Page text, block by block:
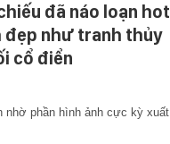
đã náo loạn hot
đẹp như tranh thủy
cổ điển
phần hình ảnh cực kỳ